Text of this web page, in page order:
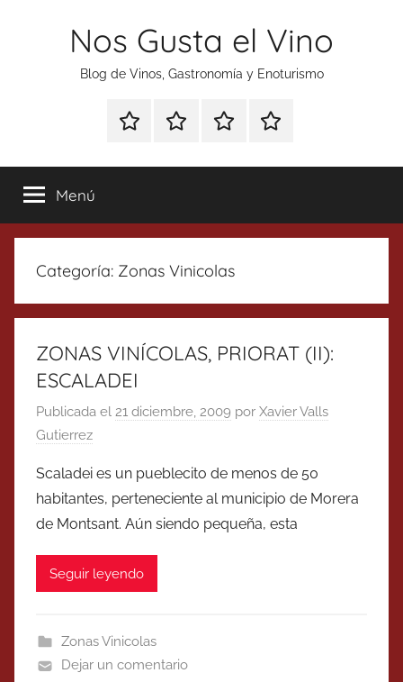
Nos Gusta el Vino
Blog de Vinos, Gastronomía y Enoturismo
Especial
Tonics
Enoturismo
Gastronomía
RankingContacto
Menú
Categoría: Zonas Vinicolas
ZONAS VINÍCOLAS, PRIORAT (II):
ESCALADEI
Publicada el 21 diciembre, 2009 por Xavier Valls
Gutierrez
Scaladei es un pueblecito de menos de 50
habitantes, perteneciente al municipio de Morera
de Montsant. Aún siendo pequeña, esta
Seguir leyendo
Zonas Vinicolas
Dejar un comentario